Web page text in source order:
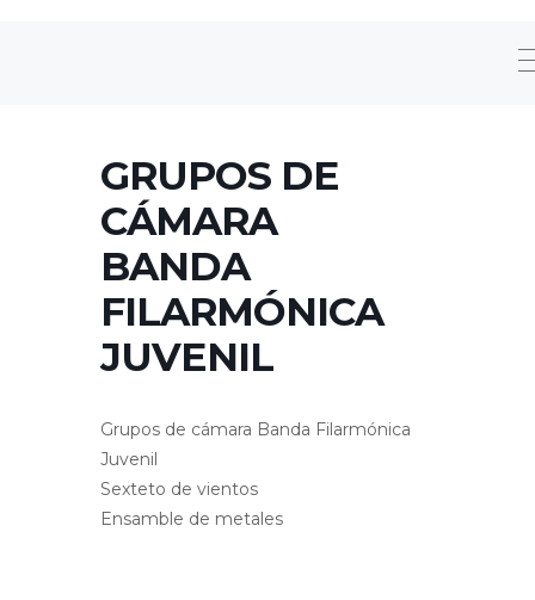
GRUPOS DE
CÁMARA
BANDA
FILARMÓNICA
JUVENIL
Grupos de cámara Banda Filarmónica
Juvenil
Sexteto de vientos
Ensamble de metales